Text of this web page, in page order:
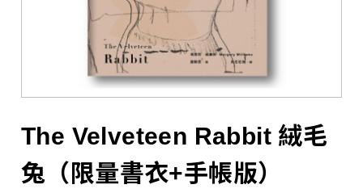
h
e
r
The Velveteen Rabbit 絨毛
兔（限量書衣+手帳版）